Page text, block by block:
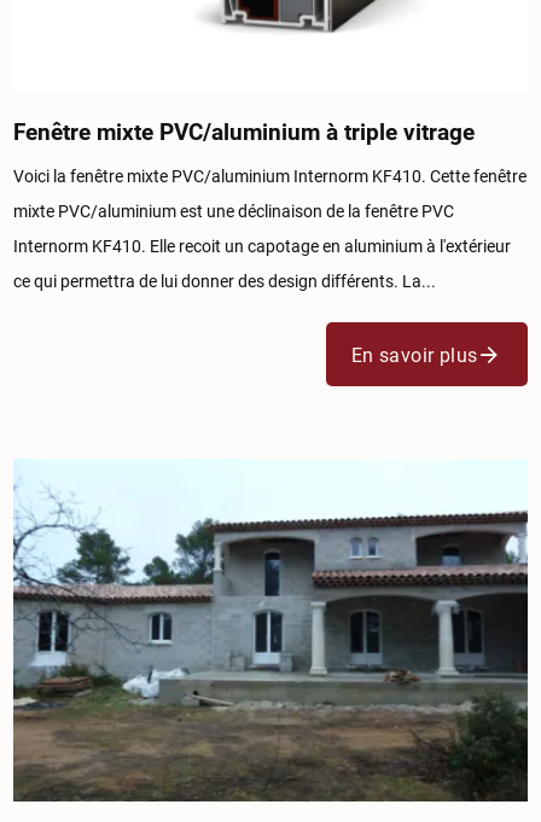
Fenêtre mixte PVC/aluminium à triple vitrage
Voici la fenêtre mixte PVC/aluminium Internorm KF410. Cette fenêtre
mixte PVC/aluminium est une déclinaison de la fenêtre PVC
Internorm KF410. Elle recoit un capotage en aluminium à l'extérieur
ce qui permettra de lui donner des design différents. La...
En savoir plus